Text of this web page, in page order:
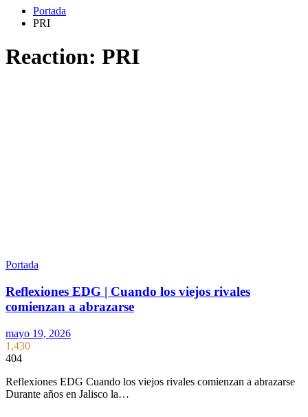
Portada
PRI
Reaction: PRI
Portada
Reflexiones EDG | Cuando los viejos rivales
comienzan a abrazarse
mayo 19, 2026
1,430
404
Reflexiones EDG Cuando los viejos rivales comienzan a abrazarse
Durante años en Jalisco la…